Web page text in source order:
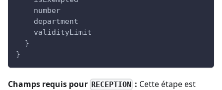
    number
    department
    validityLimit
  }
}
Champs requis pour RECEPTION : Cette étape est